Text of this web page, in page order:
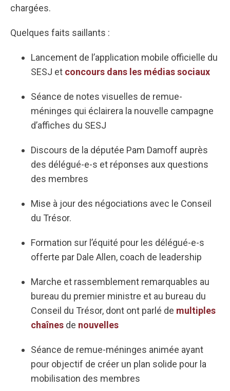
chargées.
Quelques faits saillants :
Lancement de l’application mobile officielle du
SESJ et concours dans les médias sociaux
Séance de notes visuelles de remue-
méninges qui éclairera la nouvelle campagne
d’affiches du SESJ
Discours de la députée Pam Damoff auprès
des délégué-e-s et réponses aux questions
des membres
Mise à jour des négociations avec le Conseil
du Trésor.
Formation sur l’équité pour les délégué-e-s
offerte par Dale Allen, coach de leadership
Marche et rassemblement remarquables au
bureau du premier ministre et au bureau du
Conseil du Trésor, dont ont parlé de multiples
chaînes de nouvelles
Séance de remue-méninges animée ayant
pour objectif de créer un plan solide pour la
mobilisation des membres